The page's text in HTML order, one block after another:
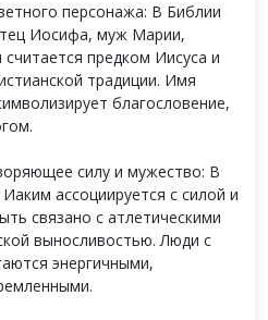
персонажа: В Библии
Иосифа, муж Марии,
предком Иисуса и
традиции. Имя
благословение,
силу и мужество: В
ассоциируется с силой и
связано с атлетическими
выносливостью. Люди с
энергичными,